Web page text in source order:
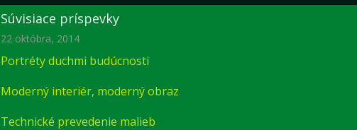
Súvisiace príspevky
22 októbra, 2014
Portréty duchmi budúcnosti
Moderný interiér, moderný obraz
Technické prevedenie malieb